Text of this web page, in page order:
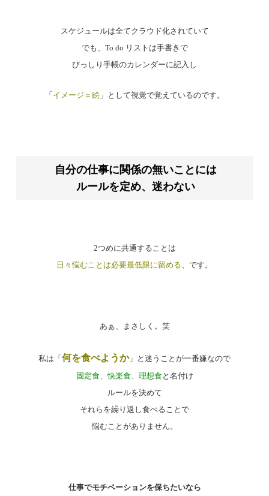
スケジュールは全てクラウド化されていて
でも、To do リストは手書きで
びっしり手帳のカレンダーに記入し
「 イメージ＝絵」として視覚で覚えているのです。
自分の仕事に関係の無いことには
ルールを定め、迷わない
2つめに共通することは
日々悩むことは必要最低限に留める 、です。
あぁ、まさしく。笑
私は「 何を食べようか」と迷うことが一番嫌なので
固定食、快楽食、理想食と名付け
ルールを決めて
それらを繰り返し食べることで
悩むことがありません。
仕事でモチベーションを保ちたいなら